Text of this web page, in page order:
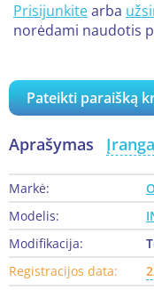
Prisijunkitearba
norėdami naudotis
Pateikti paraišką
Aprašymas Įranga
Markė:
Modelis:
Modifikacija:
Registracijos data: